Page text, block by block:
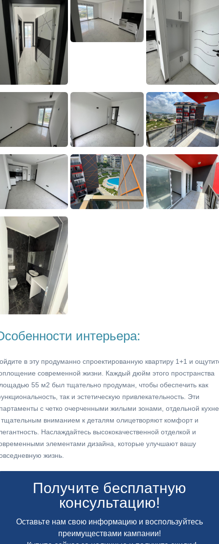
интерьера:
в эту продуманно спроектированную квартиру 1+1 и
современной жизни. Каждый дюйм этого пространства
55 м2 был тщательно продуман, чтобы обеспечить как
так и эстетическую привлекательность. Эти
с четко очерченными жилыми зонами, отдельной
вниманием к деталям олицетворяют комфорт и
Наслаждайтесь высококачественной отделкой и
элементами дизайна, которые улучшают вашу
жизнь.
Получите бесплатную
консультацию!
Оставьте нам свою информацию и воспользуйтесь
преимуществами кампании!